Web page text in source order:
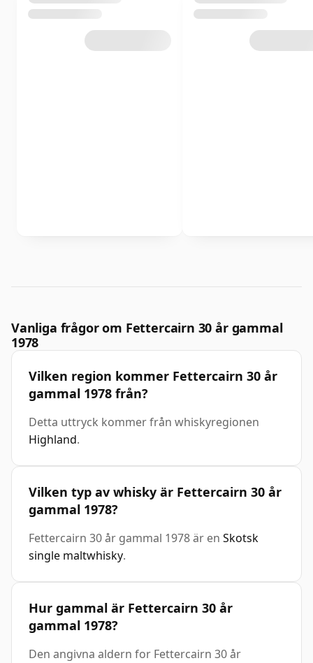
Vanliga frågor om Fettercairn 30 år gammal
1978
Vilken region kommer Fettercairn 30 år
gammal 1978 från?
Detta uttryck kommer från whiskyregionen
Highland.
Vilken typ av whisky är Fettercairn 30 år
gammal 1978?
Fettercairn 30 år gammal 1978 är en Skotsk
single maltwhisky.
Hur gammal är Fettercairn 30 år
gammal 1978?
Den angivna aldern for Fettercairn 30 år